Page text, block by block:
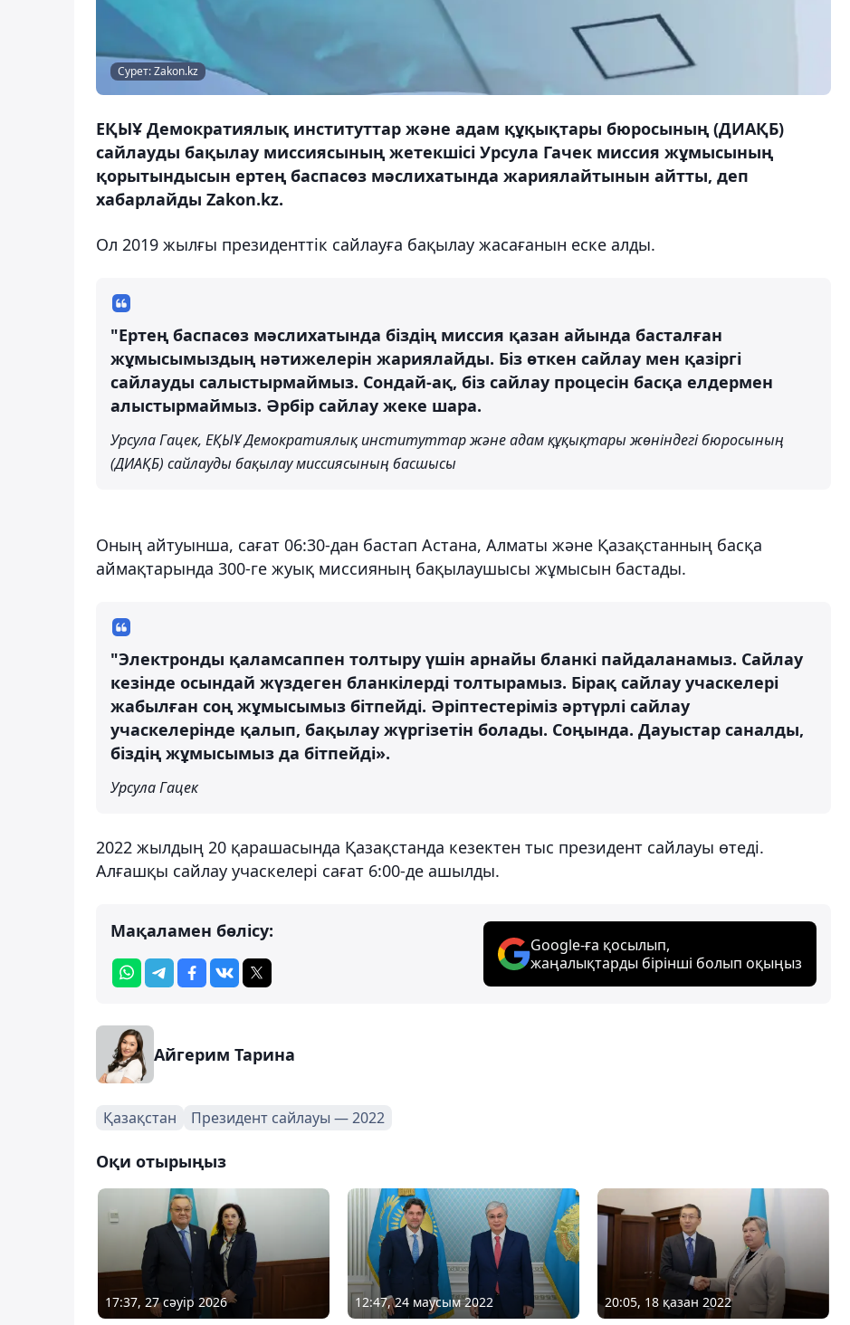
Сурет: Zakon.kz
ЕҚЫҰ Демократиялық институттар және адам құқықтары бюросының (ДИАҚБ)
сайлауды бақылау миссиясының жетекшісі Урсула Гачек миссия жұмысының
қорытындысын ертең баспасөз мәслихатында жариялайтынын айтты, деп
хабарлайды Zakon.kz.
Ол 2019 жылғы президенттік сайлауға бақылау жасағанын еске алды.
"Ертең баспасөз мәслихатында біздің миссия қазан айында басталған
жұмысымыздың нәтижелерін жариялайды. Біз өткен сайлау мен қазіргі
сайлауды салыстырмаймыз. Сондай-ақ, біз сайлау процесін басқа елдермен
алыстырмаймыз. Әрбір сайлау жеке шара.
Урсула Гацек, ЕҚЫҰ Демократиялық институттар және адам құқықтары жөніндегі бюросының
(ДИАҚБ) сайлауды бақылау миссиясының басшысы
Оның айтуынша, сағат 06:30-дан бастап Астана, Алматы және Қазақстанның басқа
аймақтарында 300-ге жуық миссияның бақылаушысы жұмысын бастады.
"Электронды қаламсаппен толтыру үшін арнайы бланкі пайдаланамыз. Сайлау
кезінде осындай жүздеген бланкілерді толтырамыз. Бірақ сайлау учаскелері
жабылған соң жұмысымыз бітпейді. Әріптестеріміз әртүрлі сайлау
учаскелерінде қалып, бақылау жүргізетін болады. Соңында. Дауыстар саналды,
біздің жұмысымыз да бітпейді».
Урсула Гацек
2022 жылдың 20 қарашасында Қазақстанда кезектен тыс президент сайлауы өтеді.
Алғашқы сайлау учаскелері сағат 6:00-де ашылды.
Мақаламен бөлісу:
Google-ға қосылып,
жаңалықтарды бірінші болып оқыңыз
Айгерим Тарина
Қазақстан Президент сайлауы — 2022
Оқи отырыңыз
17:37, 27 сәуір 2026 12:47, 24 маусым 2022 20:05, 18 қазан 2022